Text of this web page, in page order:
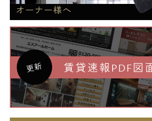
オーナー様へ
更新 賃貸速報PDF図